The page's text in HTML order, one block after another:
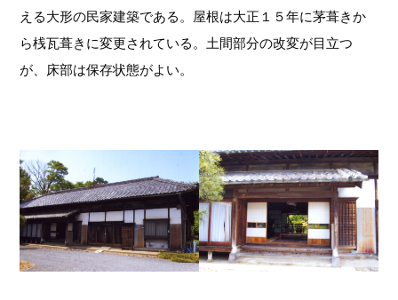
える大形の民家建築である。屋根は大正１５年に茅葺きか
ら桟瓦葺きに変更されている。土間部分の改変が目立つ
が、床部は保存状態がよい。